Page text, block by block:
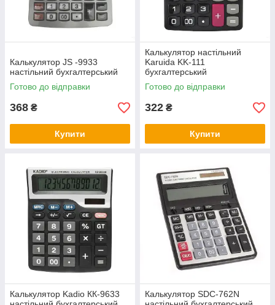
Калькулятор JS -9933
настільний бухгалтерський
Готово до відправки
368 ₴
Купити
Калькулятор настільний
Karuida KK-111
бухгалтерський
Готово до відправки
322 ₴
Купити
Калькулятор Kadio КК-9633
Калькулятор SDC-762N